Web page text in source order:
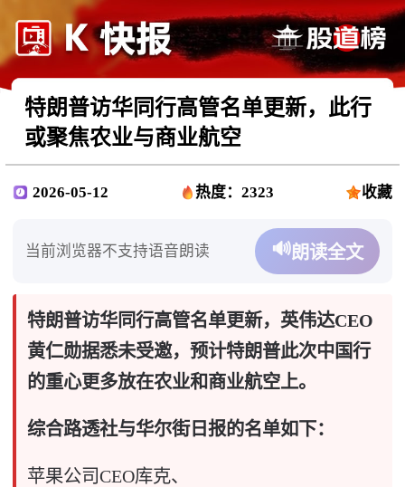
特朗普访华同行高管名单更新，此行
或聚焦农业与商业航空
2026-05-12 热度：2323 收藏
当前浏览器不支持语音朗读 🔊朗读全文
特朗普访华同行高管名单更新，英伟达CEO
黄仁勋据悉未受邀，预计特朗普此次中国行
的重心更多放在农业和商业航空上。
综合路透社与华尔街日报的名单如下：
苹果公司CEO库克、